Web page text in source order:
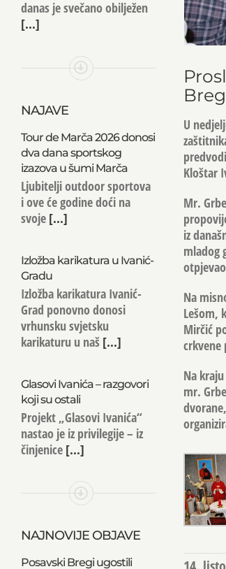
U
Kloštar
Mr.
iz
mladog
Na
Lešom,
Mirčić
crkvene
Na
mr.
danas je svečano obilježen
[...]
NAJAVE
Tour de Marča 2026 donosi
dva dana sportskog
izazova u šumi Marča
Ljubitelji outdoor sportova
i ove će godine doći na
svoje[...]
Izložba karikatura u Ivanić-
Gradu
Izložba karikatura Ivanić-
Grad ponovno donosi
vrhunsku svjetsku
karikaturu u naš[...]
Glasovi Ivanića – razgovori
koji su ostali
Projekt „Glasovi Ivanića“
nastao je iz privilegije – iz
činjenice[...]
NAJNOVIJE OBJAVE
Posavski Bregi ugostili